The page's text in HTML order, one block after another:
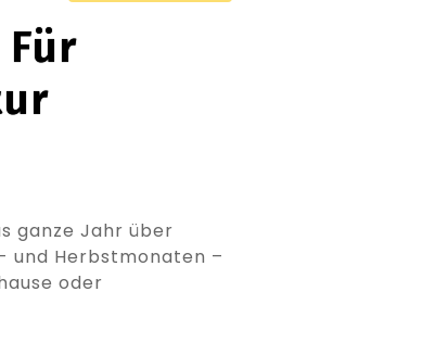
ganze Jahr über
und Herbstmonaten –
oder